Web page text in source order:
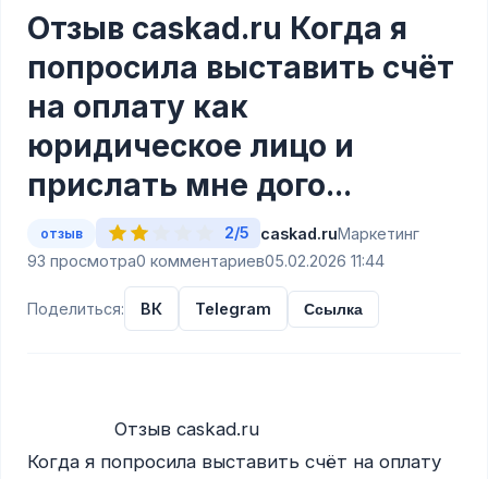
Отзыв caskad.ru Когда я
попросила выставить счёт
на оплату как
юридическое лицо и
прислать мне дого...
отзыв 2/5 caskad.ruМаркетинг
93 просмотра0 комментариев05.02.2026 11:44
Поделиться: ВК Telegram Ссылка
Когда я попросила выставить счёт на оплату